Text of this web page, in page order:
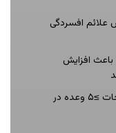
امگا۳ با کاهش علائم افسردگی
باعث افزایش
مطالعه ۲۰۲۰: مصرف میوه و سبزیجات ≥۵ وعده در